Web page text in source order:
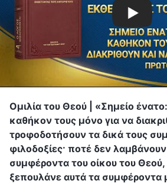
Ομιλία του Θεού | «Σημείο
καθήκον τους μόνο για να
τροφοδοτήσουν τα δικά τους
φιλοδοξίες· ποτέ δεν
συμφέροντα του οίκου του Θεού,
ξεπουλάνε αυτά τα συμφέροντα